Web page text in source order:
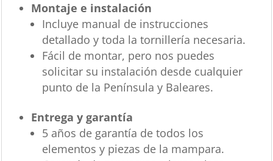
Montaje e instalación
Incluye manual de instrucciones
detallado y toda la tornillería necesaria.
Fácil de montar, pero nos puedes
solicitar su instalación desde cualquier
punto de la Península y Baleares.
Entrega y garantía
5 años de garantía de todos los
elementos y piezas de la mampara.